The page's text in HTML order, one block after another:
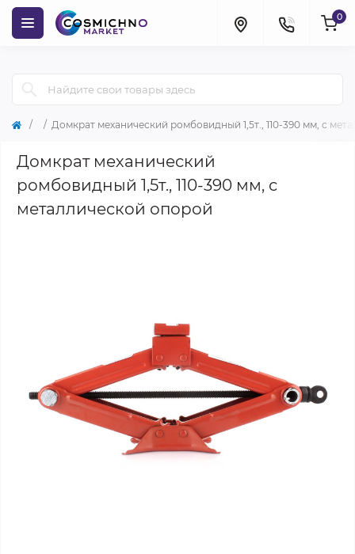
0
Домкрат механический ромбовидный 1,5т., 110-390 мм, с
Домкрат механический
ромбовидный 1,5т., 110-390 мм, с
металлической опорой